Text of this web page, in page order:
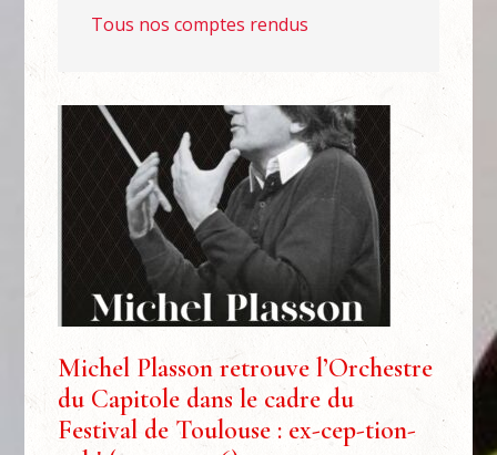
Tous nos comptes rendus
Michel Plasson retrouve l’Orchestre
du Capitole dans le cadre du
Festival de Toulouse : ex-cep-tion-